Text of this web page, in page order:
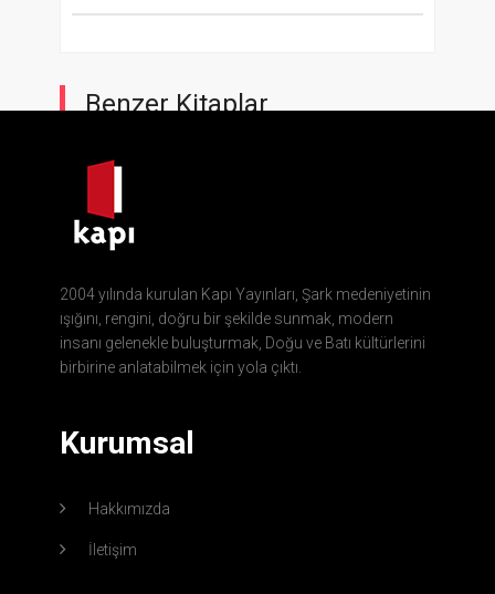
Benzer Kitaplar
2004 yılında kurulan Kapı Yayınları, Şark medeniyetinin
ışığını, rengini, doğru bir şekilde sunmak, modern
insanı gelenekle buluşturmak, Doğu ve Batı kültürlerini
birbirine anlatabilmek için yola çıktı.
Kurumsal
Hakkımızda
İletişim